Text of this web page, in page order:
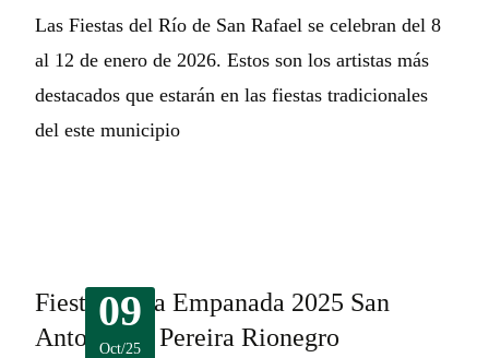
Las Fiestas del Río de San Rafael se celebran del 8
al 12 de enero de 2026. Estos son los artistas más
destacados que estarán en las fiestas tradicionales
del este municipio
09
Oct/25
Fiestas de la Empanada 2025 San
Antonio de Pereira Rionegro